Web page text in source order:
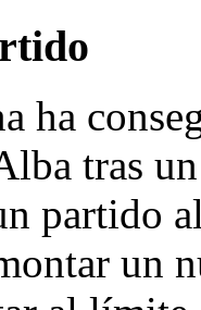
ha
tras
partido
un